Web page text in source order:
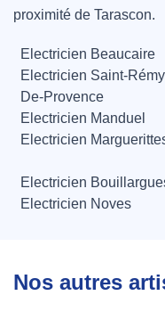
proximité de Tarascon.
Electricien Beaucaire
Electricien Saint-
De-Provence
Electricien Manduel
Electricien
Electricien
Electricien Noves
Nos autres